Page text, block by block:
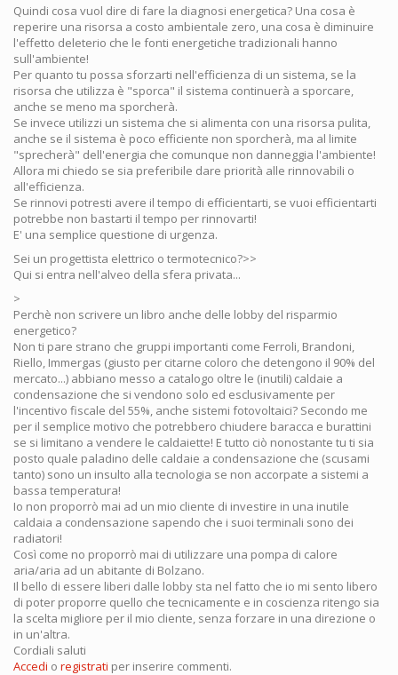
Quindi cosa vuol dire di fare la diagnosi energetica? Una cosa è
reperire una risorsa a costo ambientale zero, una cosa è diminuire
l'effetto deleterio che le fonti energetiche tradizionali hanno
sull'ambiente!
Per quanto tu possa sforzarti nell'efficienza di un sistema, se la
risorsa che utilizza è "sporca" il sistema continuerà a sporcare,
anche se meno ma sporcherà.
Se invece utilizzi un sistema che si alimenta con una risorsa pulita,
anche se il sistema è poco efficiente non sporcherà, ma al limite
"sprecherà" dell'energia che comunque non danneggia l'ambiente!
Allora mi chiedo se sia preferibile dare priorità alle rinnovabili o
all'efficienza.
Se rinnovi potresti avere il tempo di efficientarti, se vuoi efficientarti
potrebbe non bastarti il tempo per rinnovarti!
E' una semplice questione di urgenza.
Sei un progettista elettrico o termotecnico?>>
Qui si entra nell'alveo della sfera privata...
>
Perchè non scrivere un libro anche delle lobby del risparmio
energetico?
Non ti pare strano che gruppi importanti come Ferroli, Brandoni,
Riello, Immergas (giusto per citarne coloro che detengono il 90% del
mercato...) abbiano messo a catalogo oltre le (inutili) caldaie a
condensazione che si vendono solo ed esclusivamente per
l'incentivo fiscale del 55%, anche sistemi fotovoltaici? Secondo me
per il semplice motivo che potrebbero chiudere baracca e burattini
se si limitano a vendere le caldaiette! E tutto ciò nonostante tu ti sia
posto quale paladino delle caldaie a condensazione che (scusami
tanto) sono un insulto alla tecnologia se non accorpate a sistemi a
bassa temperatura!
Io non proporrò mai ad un mio cliente di investire in una inutile
caldaia a condensazione sapendo che i suoi terminali sono dei
radiatori!
Così come no proporrò mai di utilizzare una pompa di calore
aria/aria ad un abitante di Bolzano.
Il bello di essere liberi dalle lobby sta nel fatto che io mi sento libero
di poter proporre quello che tecnicamente e in coscienza ritengo sia
la scelta migliore per il mio cliente, senza forzare in una direzione o
in un'altra.
Cordiali saluti
Accedi o registrati per inserire commenti.